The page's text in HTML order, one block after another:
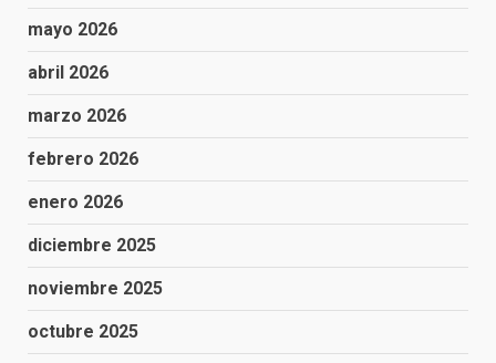
mayo 2026
abril 2026
marzo 2026
febrero 2026
enero 2026
diciembre 2025
noviembre 2025
octubre 2025